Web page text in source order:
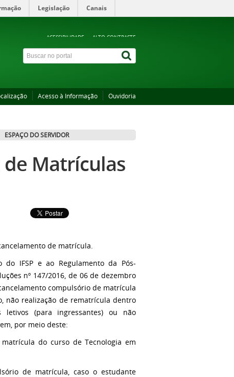
Legislação Canais
ACESSIBILIDADE ALTO CONTRASTE
Acesso à Informação Ouvidoria
ESPAÇO DO SERVIDOR
Matrículas
de matrícula.
do IFSP e ao Regulamento da Pós-
nº 147/2016, de 06 de dezembro
compulsório de matrícula
não realização de rematrícula dentro
(para ingressantes) ou não
por meio deste:
do curso de Tecnologia em
de matrícula, caso o estudante